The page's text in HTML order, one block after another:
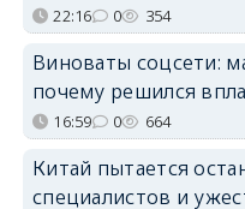
22:16 0 354
Виноваты соцсети:
почему решился
16:59 0 664
Китай пытается
специалистов и